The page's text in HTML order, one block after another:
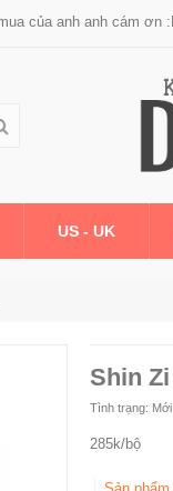
của anh anh cám ơn
US - UK
Shin
Tình trạng: Mới
285k/bộ